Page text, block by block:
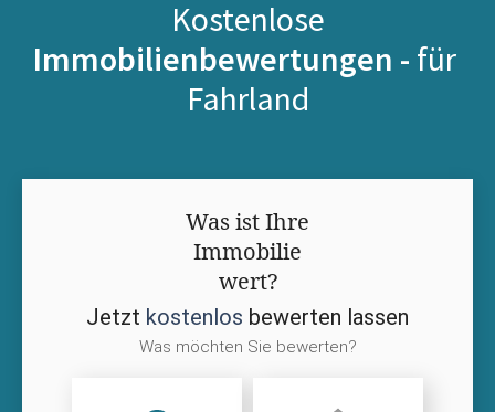
Kostenlose
Immobilienbewertungen - für
Fahrland
Was ist Ihre
Immobilie
wert?
Jetzt kostenlos bewerten lassen
Was möchten Sie bewerten?